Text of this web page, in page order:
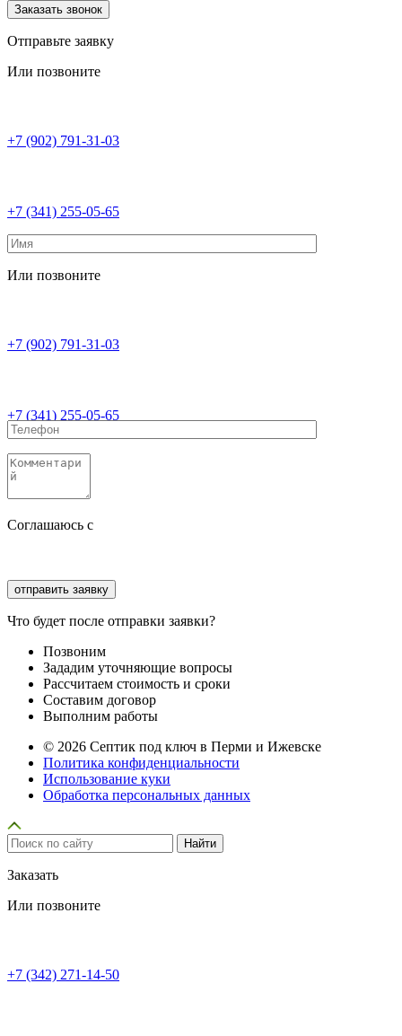
Заказать звонок
Отправьте заявку
Или позвоните
+7 (902) 791-31-03
+7 (341) 255-05-65
Или позвоните
+7 (902) 791-31-03
+7 (341) 255-05-65
Соглашаюсь с
Что будет после отправки заявки?
Позвоним
Зададим уточняющие вопросы
Рассчитаем стоимость и сроки
Составим договор
Выполним работы
© 2026 Септик под ключ в Перми и Ижевске
Политика конфиденциальности
Использование куки
Обработка персональных данных
Заказать
Или позвоните
+7 (342) 271-14-50